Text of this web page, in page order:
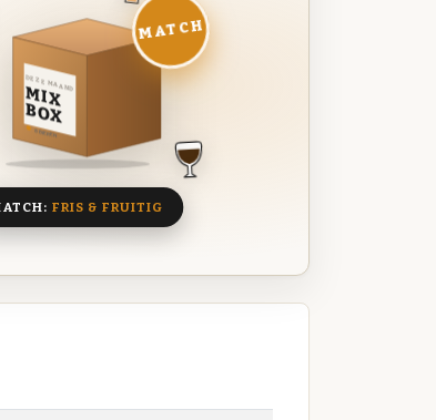
DEZE MAAND
MIX
BOX
8 BIEREN
MATCH
FRIS & FRUITIG